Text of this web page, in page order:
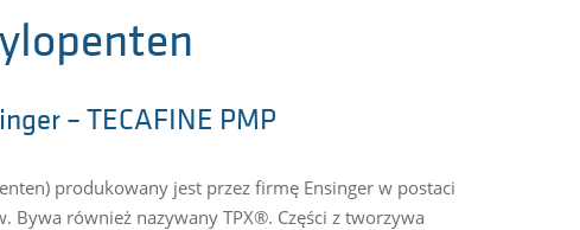
– TECAFINE PMP
produkowany jest przez firmę Ensinger w postaci
Bywa również nazywany TPX®. Części z tworzywa